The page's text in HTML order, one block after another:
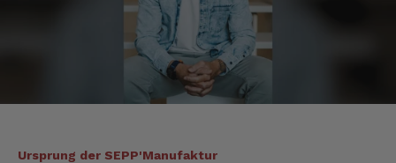
Ursprung der SEPP'Manufaktur
Verifizierter Kunde
der Schinken war fest und kernig